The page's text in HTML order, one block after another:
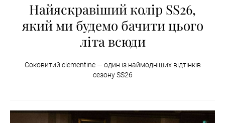
Найяскравіший колір SS26,
який ми будемо бачити цього
літа всюди
Соковитий clementine — один із наймодніших відтінків
сезону SS26